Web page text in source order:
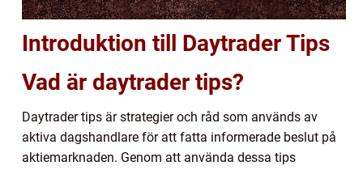
Introduktion till Daytrader Tips
Vad är daytrader tips?
Daytrader tips är strategier och råd som används av
aktiva dagshandlare för att fatta informerade beslut på
aktiemarknaden. Genom att använda dessa tips